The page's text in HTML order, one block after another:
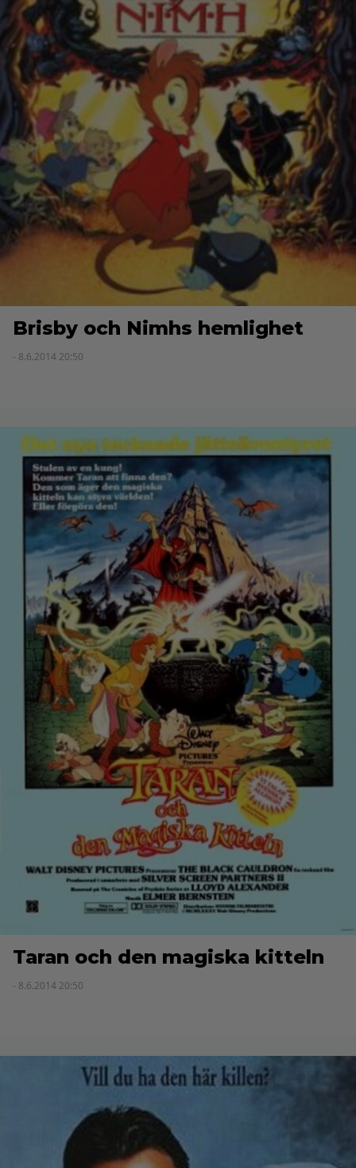
Brisby och Nimhs hemlighet
- 8.6.2014 20:50
Taran och den magiska kitteln
- 8.6.2014 20:50